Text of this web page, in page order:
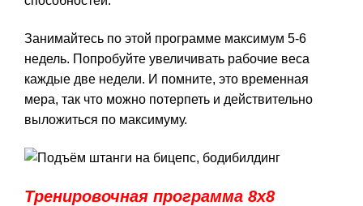
Занимайтесь по этой программе максимум 5-6
недель. Попробуйте увеличивать рабочие веса
каждые две недели. И помните, это временная
мера, так что можно потерпеть и действительно
выложиться по максимуму.
Тренировочная программа 8х8